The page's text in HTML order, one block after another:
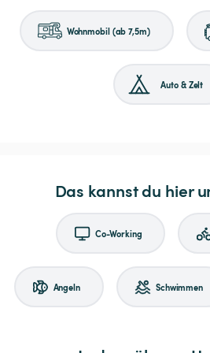
Wohnmobil (ab 7,5m)
Auto & Zelt
Das kannst du hier
Co-Working
Angeln Schwimmen